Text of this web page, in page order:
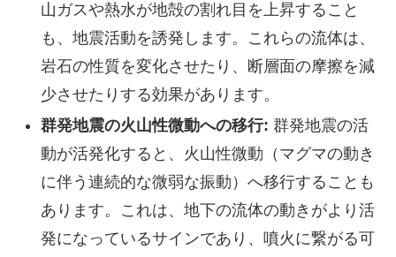
山ガスや熱水が地殻の割れ目を上昇すること
も、地震活動を誘発します。これらの流体は、
岩石の性質を変化させたり、断層面の摩擦を減
少させたりする効果があります。
群発地震の火山性微動への移行: 群発地震の活
動が活発化すると、火山性微動（マグマの動き
に伴う連続的な微弱な振動）へ移行することも
あります。これは、地下の流体の動きがより活
発になっているサインであり、噴火に繋がる可